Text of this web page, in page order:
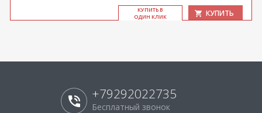
КУ­ПИТЬ В
ОДИН КЛИК
КУПИТЬ
+79292022735
Бесплатный звонок